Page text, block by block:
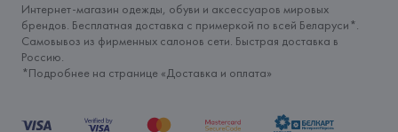
Интернет-магазин одежды, обуви и аксессуаров мировых
брендов. Бесплатная доставка с примеркой по всей Беларуси*.
Самовывоз из фирменных салонов сети. Быстрая доставка в
Россию.
*Подробнее на странице «Доставка и оплата»